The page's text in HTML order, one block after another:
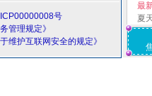
号
管理规定》
维护互联网安全的规定》
最
夏